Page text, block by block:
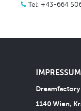
Tel: +43-664
1140 Wien,